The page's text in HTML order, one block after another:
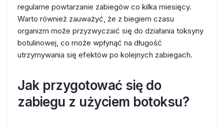
regularne powtarzanie zabiegów co kilka miesięcy.
Warto również zauważyć, że z biegiem czasu
organizm może przyzwyczaić się do działania toksyny
botulinowej, co może wpłynąć na długość
utrzymywania się efektów po kolejnych zabiegach.
Jak przygotować się do
zabiegu z użyciem botoksu?